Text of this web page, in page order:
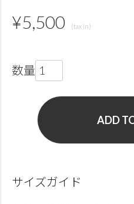
¥5,500
ADD
サイズガイド